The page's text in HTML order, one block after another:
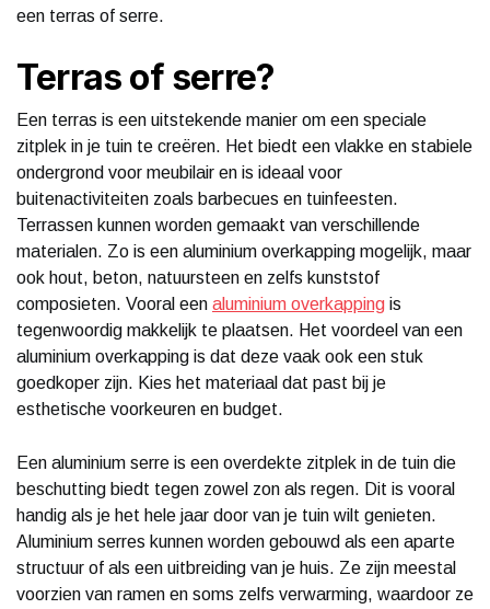
een terras of serre.
Terras of serre?
Een terras is een uitstekende manier om een speciale
zitplek in je tuin te creëren. Het biedt een vlakke en stabiele
ondergrond voor meubilair en is ideaal voor
buitenactiviteiten zoals barbecues en tuinfeesten.
Terrassen kunnen worden gemaakt van verschillende
materialen. Zo is een aluminium overkapping mogelijk, maar
ook hout, beton, natuursteen en zelfs kunststof
composieten. Vooral een aluminium overkapping is
tegenwoordig makkelijk te plaatsen. Het voordeel van een
aluminium overkapping is dat deze vaak ook een stuk
goedkoper zijn. Kies het materiaal dat past bij je
esthetische voorkeuren en budget.
Een aluminium serre is een overdekte zitplek in de tuin die
beschutting biedt tegen zowel zon als regen. Dit is vooral
handig als je het hele jaar door van je tuin wilt genieten.
Aluminium serres kunnen worden gebouwd als een aparte
structuur of als een uitbreiding van je huis. Ze zijn meestal
voorzien van ramen en soms zelfs verwarming, waardoor ze